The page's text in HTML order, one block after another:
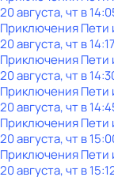
20 августа, чт в
Приключения Пети
20 августа, чт в 14:17
Приключения Пети
20 августа, чт в
Приключения Пети
20 августа, чт в
Приключения Пети
20 августа, чт в
Приключения Пети
20 августа, чт в